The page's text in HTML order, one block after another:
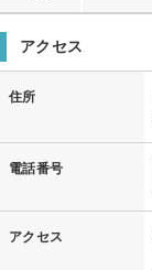
アクセス
住所
電話番号
アクセス